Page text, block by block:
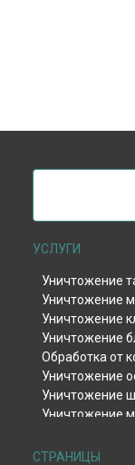
УСЛУГИ
Уничтожение
Уничтожение
Уничтожение
Уничтожение
Обработка от
Уничтожение
Уничтожение
Уничтожение
Уничтожение
СТРАНИЦЫ